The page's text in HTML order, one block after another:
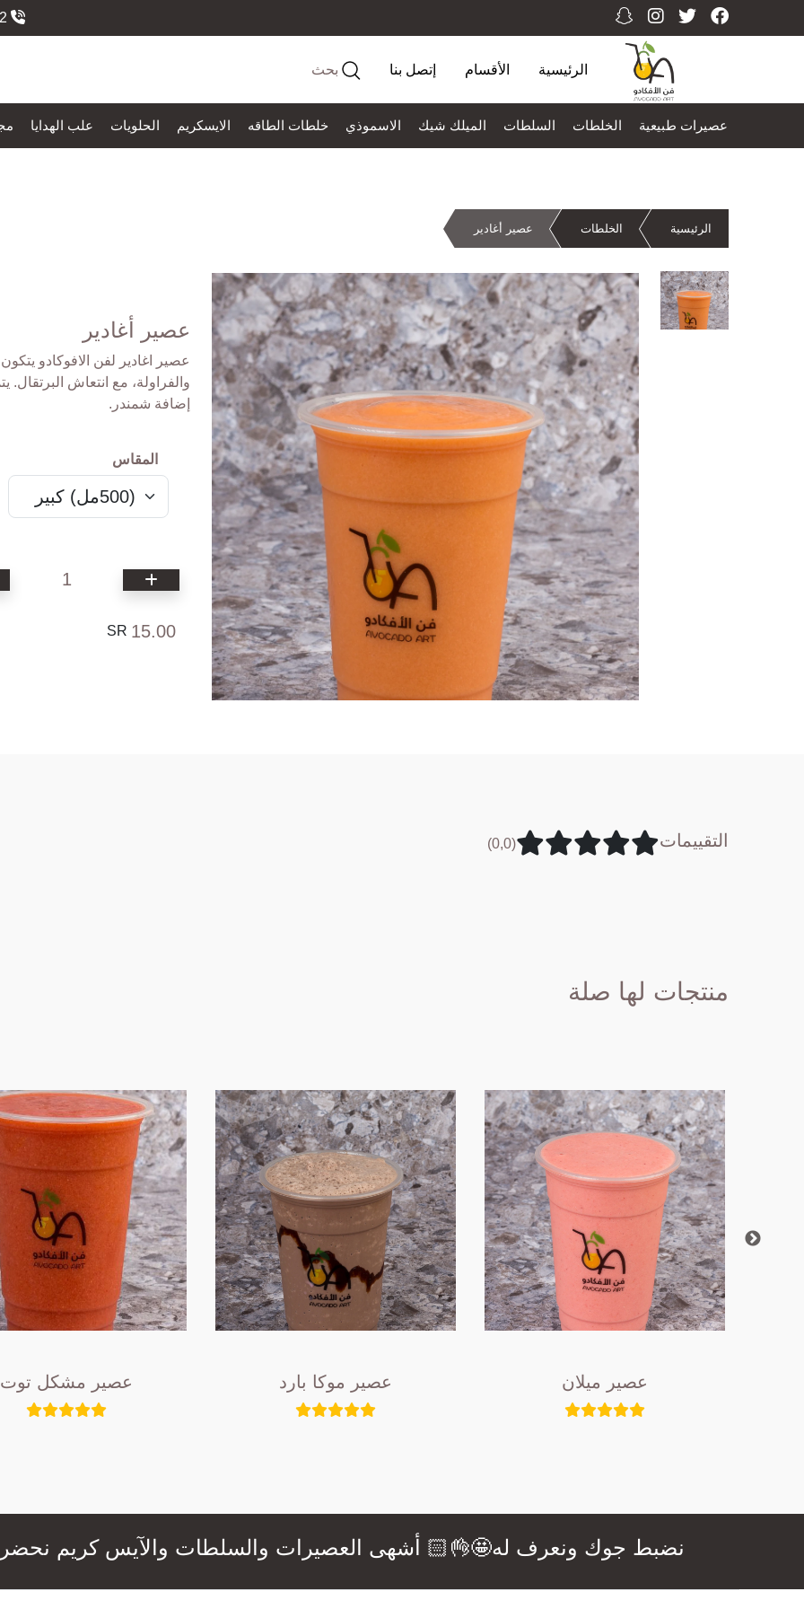
الرئيسية الأقسام إتصل بنا بحث
عصيرات طبيعية الخلطات السلطات الميلك شيك الاسموذي خلطات الطاقه الايسكريم الحلويات علب الهدايا
الرئيسية الخلطات عصير أغادير
عصير أغادير
عصير اغادير لفن الافوكادو
والفراولة، مع انتعاش
إضافة شمندر.
المقاس
1
15.00
SR
التقييمات (0,0)
منتجات لها صلة
عصير مشكل توت عصير موكا بارد عصير ميلان
نضبط جوك ونعرف له🤩👌🏻 أشهى العصيرات والسلطات والآيس كريم نحضرها لكم